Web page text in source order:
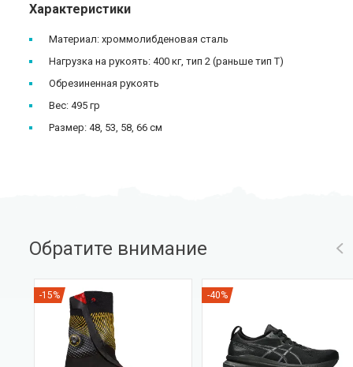
Характеристики
Материал: хроммолибденовая сталь
Нагрузка на рукоять: 400 кг, тип 2 (раньше тип Т)
Обрезиненная рукоять
Вес: 495 гр
Размер: 48, 53, 58, 66 см
Обратите внимание
-15% -40%